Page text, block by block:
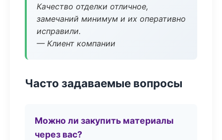
Качество отделки отличное,
замечаний минимум и их оперативно
исправили.
— Клиент компании
Часто задаваемые вопросы
Можно ли закупить материалы
через вас?